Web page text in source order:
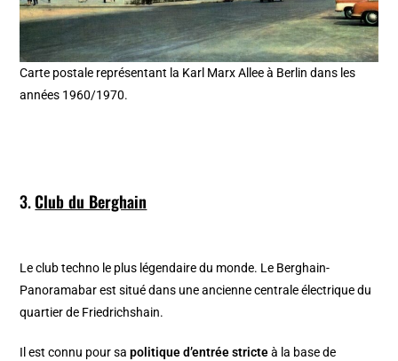
Carte postale représentant la Karl Marx Allee à Berlin dans les
années 1960/1970.
3.Club du Berghain
Le club techno le plus légendaire du monde. Le Berghain-
Panoramabar est situé dans une ancienne centrale électrique du
quartier de Friedrichshain.
Il est connu pour sapolitique d’entrée stricteà la base de